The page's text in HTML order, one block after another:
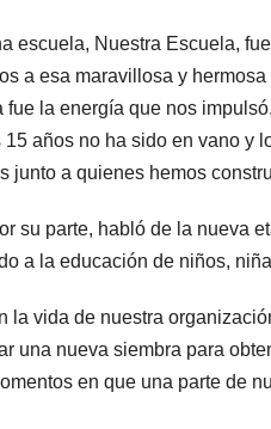
escuela, Nuestra Escuela,
a esa maravillosa y
fue la energía que nos
años no ha sido en vano y
junto a quienes hemos
su parte, habló de la nueva
a la educación de niños,
la vida de nuestra
una nueva siembra para
en que una parte de